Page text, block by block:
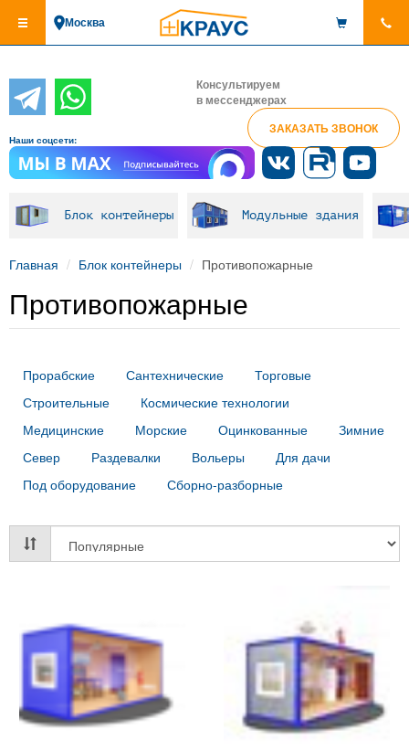
основному
Москва
Консультируем
в мессенджерах
ЗАКАЗАТЬ ЗВОНОК
Наши соцсети:
Блок контейнеры Модульные здания
Главная Блок контейнеры Противопожарные
Противопожарные
Прорабские Сантехнические
Торговые
Строительные
Космические технологии
Медицинские
Морские Оцинкованные
Зимние
Север
Раздевалки Вольеры
Для дачи
Под оборудование
Сборно-разборные